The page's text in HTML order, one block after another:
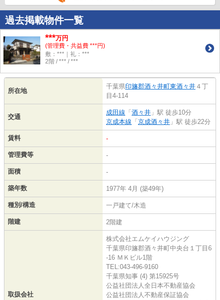
過去掲載物件一覧
***万円
(管理費・共益費 ***円)
敷：***｜礼：***
2階 / *** / ***
所在地
千葉県印旛郡酒々井町東酒々井 ４丁
目4-114
交通
成田線 「 酒々井 」駅 徒歩10分
京成本線 「 京成酒々井 」駅 徒歩22分
賃料 -
管理費等 -
面積 -
築年数 1977年 4月 (築49年)
種別/構造 一戸建て/木造
階建 2階建
取扱会社
株式会社エムケイハウジング
千葉県印旛郡酒々井町中央台１丁目6
-16 ＭＫビル1階
TEL:043-496-9160
千葉県知事 (4) 第15925号
公益社団法人全日本不動産協会
公益社団法人不動産保証協会